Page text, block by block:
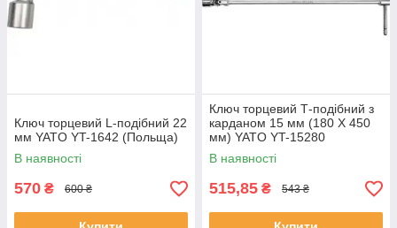
Ключ торцевий L-подібний 22
мм YATO YT-1642 (Польща)
В наявності
570 ₴ 600 ₴
Ключ торцевий Т-подібний з
карданом 15 мм (180 Х 450
мм) YATO YT-15280
(Польща)
В наявності
515,85 ₴ 543 ₴